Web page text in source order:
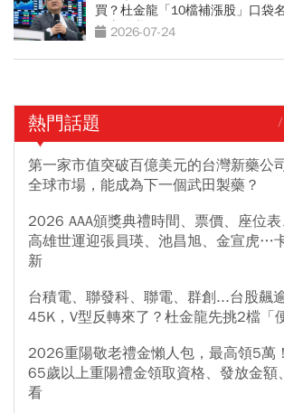
買？杜金龍「10檔補漲股」口袋
好賺的啦」
2026-07-24
熱門話題 /
第一家市值突破百億美元的台灣新藥公
全球市場，能成為下一個武田製藥？
2026 AAA頒獎典禮時間、票價、座位表
高雄世運迎張員瑛、池昌旭、金宣虎…
新
台積電、聯發科、聯電、群創...台股飆
45K，V型反轉來了？杜金龍先挑2檔「
2026重陽敬老禮金懶人包，最高領5萬
65歲以上重陽禮金領取資格、發放金額
看